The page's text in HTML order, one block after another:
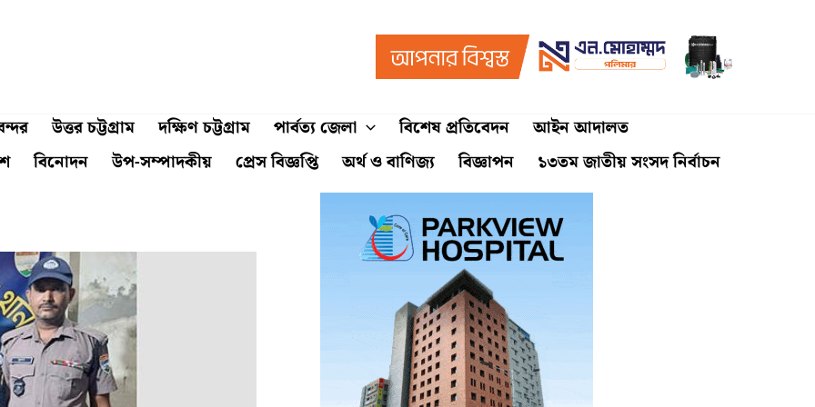
উত্তর চট্টগ্রাম দক্ষিণ চট্টগ্রাম পার্বত্য জেলা বিশেষ প্রতিবেদন
আইন আদালত
বিনোদন উপ-সম্পাদকীয় প্রেস বিজ্ঞপ্তি অর্থ ও বাণিজ্য বিজ্ঞাপন ১৩তম জাতীয় সংসদ নির্বাচন